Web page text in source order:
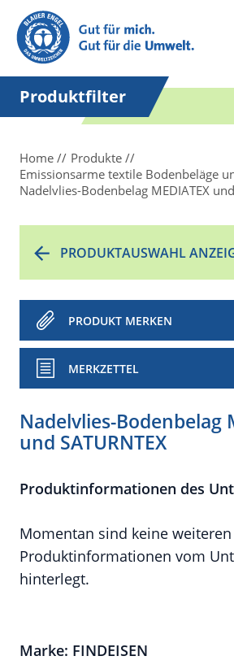
Suchbegriff in
Anführungszeichen
setzen.
Produktfilter
Home
Produkte
Emissionsarme textile Bodenbeläge
Nadelvlies-Bodenbelag MEDIATEX und
PRODUKTAUSWAHL
PRODUKT MERKEN
MERKZETTEL
Nadelvlies-Bodenbelag
und SATURNTEX
Produktinformationen des
Momentan sind keine weiteren
Produktinformationen vom
hinterlegt.
Marke: FINDEISEN